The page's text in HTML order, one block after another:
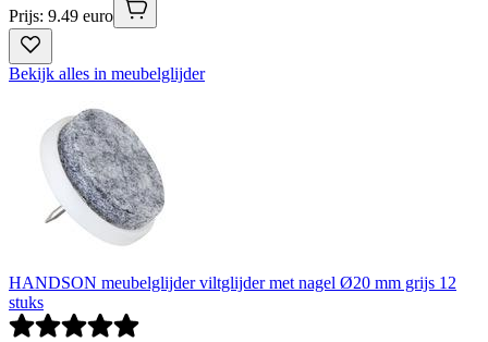
Prijs: 9.49 euro
Bekijk alles in meubelglijder
HANDSON meubelglijder viltglijder met nagel Ø20 mm grijs 12
stuks